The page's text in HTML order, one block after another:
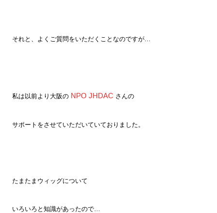
それと、よくご質問をいただくことなのですが…
私は以前より大阪のNPO JHDAC さんの
サポートをさせていただいていておりました。
たまたまウィッグについて
いろいろと知識があったので…